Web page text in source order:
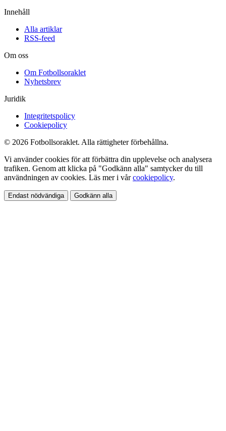
Innehåll
Alla artiklar
RSS-feed
Om oss
Om Fotbollsoraklet
Nyhetsbrev
Juridik
Integritetspolicy
Cookiepolicy
© 2026 Fotbollsoraklet. Alla rättigheter förbehållna.
Vi använder cookies för att förbättra din upplevelse och analysera
trafiken. Genom att klicka på "Godkänn alla" samtycker du till
användningen av cookies. Läs mer i vårcookiepolicy.
Endast nödvändiga Godkänn alla